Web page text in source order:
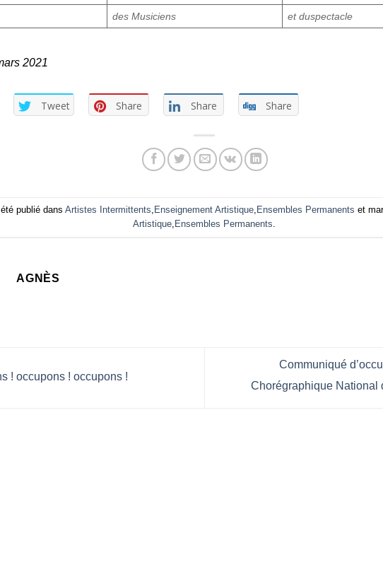
des Musiciens et duspectacle
2021
Tweet Share Share Share
publié dansArtistes Intermittents Enseignement Artistique Ensembles Permanents et
Artistique Ensembles Permanents
AGNÈS
! occupons ! occupons !
Communiqué
Chorégraphique National